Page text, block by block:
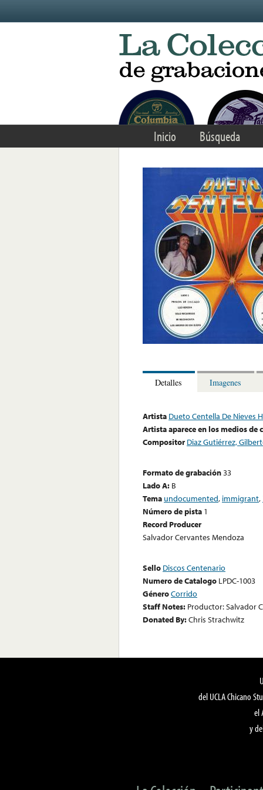
Inicio Búsqueda
Detalles Imagenes
Artista Dueto Centella De Nieves
Artista aparece en los medios de
Compositor Diaz Gutiérrez,
Formato de grabación33
Lado A: B
Tema undocumented, immigrant,
Número de pista 1
Record Producer
Salvador Cervantes Mendoza
Sello Discos Centenario
Numero de Catalogo LPDC-1003
GéneroCorrido
Staff Notes: Productor: Salvador
Donated By:Chris Strachwitz
del UCLA Chicano
el
y